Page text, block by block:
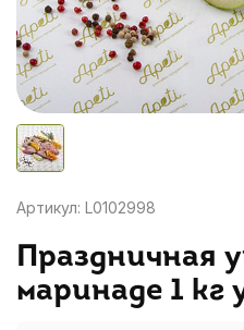
Артикул: L0102998
Праздничная
маринаде 1 кг